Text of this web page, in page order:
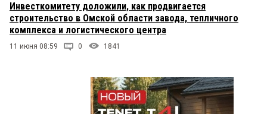
Инвесткомитету доложили, как продвигается
строительство в Омской области завода, тепличного
комплекса и логистического центра
11 июня 08:59 0 1841